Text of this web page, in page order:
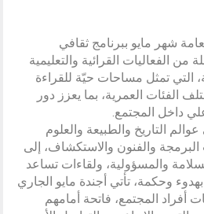
شهر مايو ببرنامج ثقافي
الفعاليات القرائية والتعليمية
التي تمثل مساحات حيّة للقراءة
الفئات العمرية، بما يعزز دور
داخل المجتمع.
التاريخ والطبيعة والعلوم
البرمجة والفنون والاستكشاف، إلى
والمسؤولية، ولقاءات تساعد
وحكمة، تأتي أجندة مايو الجاري
أفراد المجتمع، فاتحة أمامهم